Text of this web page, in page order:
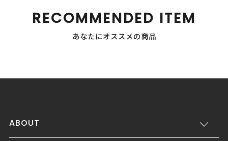
RECOMMENDED ITEM
あなたにオススメの商品
ABOUT